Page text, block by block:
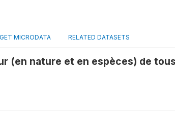
GET MICRODATA RELATED DATASETS
(en nature et en espèces) de